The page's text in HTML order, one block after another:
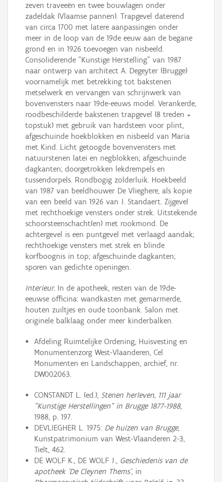
zeven traveeën en twee bouwlagen onder
zadeldak (Vlaamse pannen). Trapgevel daterend
van circa 1700 met latere aanpassingen onder
meer in de loop van de 19de eeuw aan de begane
grond en in 1926 toevoegen van nisbeeld.
Consoliderende "Kunstige Herstelling" van 1987
naar ontwerp van architect A. Degeyter (Brugge)
voornamelijk met betrekking tot bakstenen
metselwerk en vervangen van schrijnwerk van
bovenvensters naar 19de-eeuws model. Verankerde,
roodbeschilderde bakstenen trapgevel (8 treden +
topstuk) met gebruik van hardsteen voor plint,
afgeschuinde hoekblokken en nisbeeld van Maria
met Kind. Licht getoogde bovenvensters met
natuurstenen latei en negblokken; afgeschuinde
dagkanten; doorgetrokken lekdrempels en
tussendorpels. Rondbogig zolderluik. Hoekbeeld
van 1987 van beeldhouwer De Vlieghere, als kopie
van een beeld van 1926 van J. Standaert. Zijgevel
met rechthoekige vensters onder strek. Uitstekende
schoorsteenschacht(en) met rookmond. De
achtergevel is een puntgevel met verlaagd aandak;
rechthoekige vensters met strek en blinde
korfboognis in top; afgeschuinde dagkanten;
sporen van gedichte openingen.
Interieur. In de apotheek, resten van de 19de-
eeuwse officina: wandkasten met gemarmerde,
houten zuiltjes en oude toonbank. Salon met
originele balklaag onder meer kinderbalken.
Afdeling Ruimtelijke Ordening, Huisvesting en
Monumentenzorg West-Vlaanderen, Cel
Monumenten en Landschappen, archief, nr.
DW002063.
CONSTANDT L. (ed.), Stenen herleven, 111 jaar
"Kunstige Herstellingen" in Brugge 1877-1988,
1988, p. 197.
DEVLIEGHER L. 1975: De huizen van Brugge,
Kunstpatrimonium van West-Vlaanderen 2-3,
Tielt, 462.
DE WOLF K., DE WOLF J., Geschiedenis van de
apotheek 'De Cleynen Thems', in